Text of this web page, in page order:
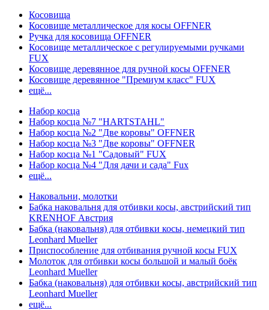
Косовища
Косовище металлическое для косы OFFNER
Ручка для косовища OFFNER
Косовище металлическое с регулируемыми ручками
FUX
Косовище деревянное для ручной косы OFFNER
Косовище деревянное "Премиум класс" FUX
ещё...
Набор косца
Набор косца №7 "HARTSTAHL"
Набор косца №2 "Две коровы" OFFNER
Набор косца №3 "Две коровы" OFFNER
Набор косца №1 "Садовый" FUX
Набор косца №4 "Для дачи и сада" Fux
ещё...
Наковальни, молотки
Бабка наковальня для отбивки косы, австрийский тип
KRENHOF Австрия
Бабка (наковальня) для отбивки косы, немецкий тип
Leonhard Mueller
Приспособление для отбивания ручной косы FUX
Молоток для отбивки косы большой и малый боёк
Leonhard Mueller
Бабка (наковальня) для отбивки косы, австрийский тип
Leonhard Mueller
ещё...